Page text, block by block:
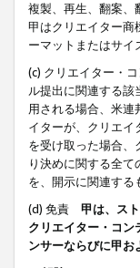
複製、再生、翻案、
甲はクリエイター商
ーマットまたはサイ
(c) クリエイター・
ル提出に関連する
用される場合、米連
イターが、クリエイ
を受け取った場合
り決めに関する全
を、開示に関連する
(d) 免責 甲は、ス
クリエイター・コン
ンサーならびに甲お